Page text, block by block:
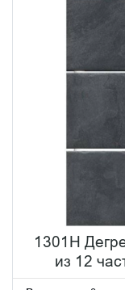
1301H
из 12